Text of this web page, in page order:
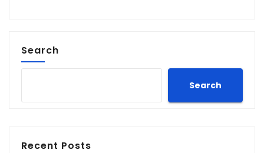
Search
Search
Recent Posts